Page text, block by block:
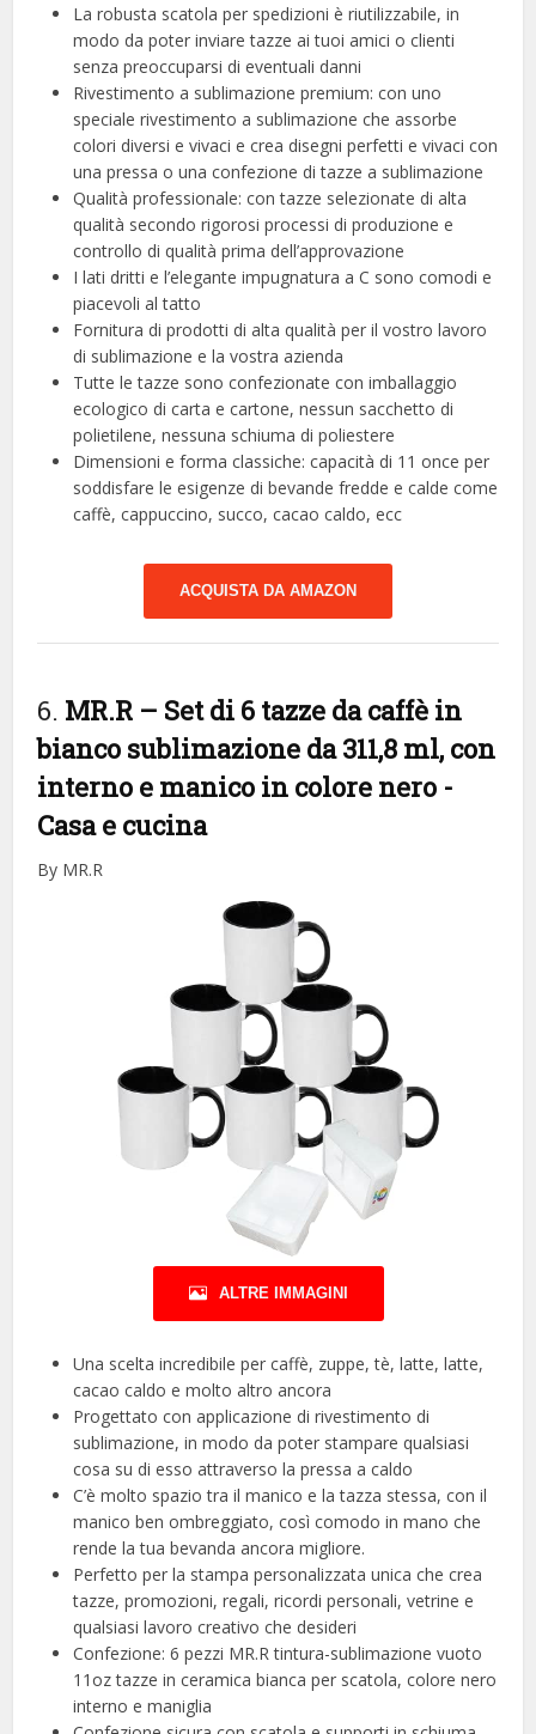
La robusta scatola per spedizioni è riutilizzabile, in
modo da poter inviare tazze ai tuoi amici o clienti
senza preoccuparsi di eventuali danni
Rivestimento a sublimazione premium: con uno
speciale rivestimento a sublimazione che assorbe
colori diversi e vivaci e crea disegni perfetti e vivaci con
una pressa o una confezione di tazze a sublimazione
Qualità professionale: con tazze selezionate di alta
qualità secondo rigorosi processi di produzione e
controllo di qualità prima dell’approvazione
I lati dritti e l’elegante impugnatura a C sono comodi e
piacevoli al tatto
Fornitura di prodotti di alta qualità per il vostro lavoro
di sublimazione e la vostra azienda
Tutte le tazze sono confezionate con imballaggio
ecologico di carta e cartone, nessun sacchetto di
polietilene, nessuna schiuma di poliestere
Dimensioni e forma classiche: capacità di 11 once per
soddisfare le esigenze di bevande fredde e calde come
caffè, cappuccino, succo, cacao caldo, ecc
ACQUISTA DA AMAZON
6. MR.R – Set di 6 tazze da caffè in
bianco sublimazione da 311,8 ml, con
interno e manico in colore nero -
Casa e cucina
By MR.R
ALTRE IMMAGINI
Una scelta incredibile per caffè, zuppe, tè, latte, latte,
cacao caldo e molto altro ancora
Progettato con applicazione di rivestimento di
sublimazione, in modo da poter stampare qualsiasi
cosa su di esso attraverso la pressa a caldo
C’è molto spazio tra il manico e la tazza stessa, con il
manico ben ombreggiato, così comodo in mano che
rende la tua bevanda ancora migliore.
Perfetto per la stampa personalizzata unica che crea
tazze, promozioni, regali, ricordi personali, vetrine e
qualsiasi lavoro creativo che desideri
Confezione: 6 pezzi MR.R tintura-sublimazione vuoto
11oz tazze in ceramica bianca per scatola, colore nero
interno e maniglia